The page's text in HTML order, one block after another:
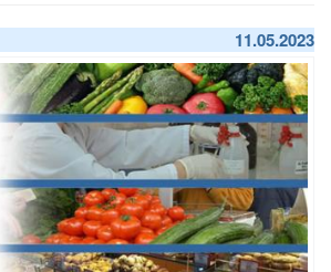
11.05.2023